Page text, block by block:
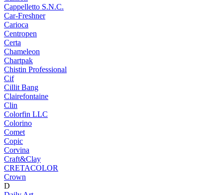
Cappelletto S.N.C.
Car-Freshner
Carioca
Centropen
Certa
Chameleon
Chartpak
Chistin Professional
Cif
Cillit Bang
Clairefontaine
Clin
Colorfin LLC
Colorino
Comet
Copic
Corvina
Craft&Clay
CRETACOLOR
Crown
D